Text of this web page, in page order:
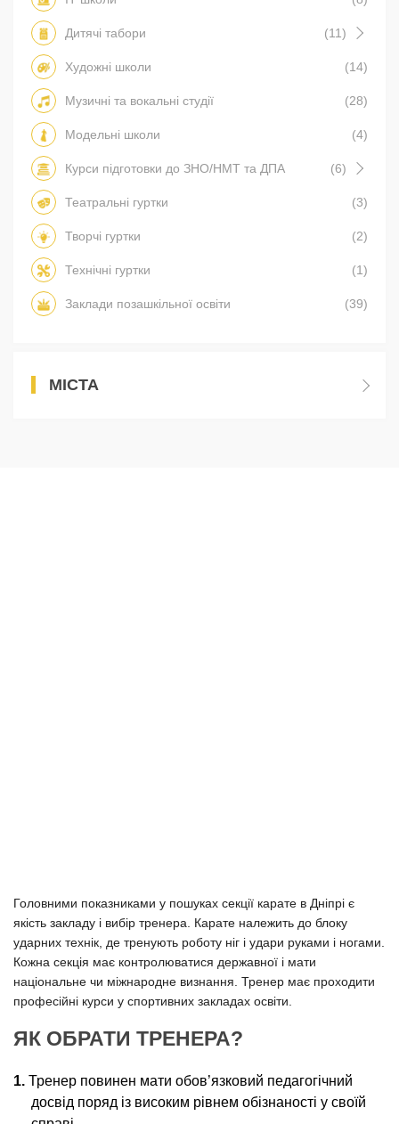
Дитячі табори (11)
Художні школи (14)
Музичні та вокальні студії (28)
Модельні школи (4)
Курси підготовки до ЗНО/НМТ та ДПА (6)
Театральні гуртки (3)
Творчі гуртки (2)
Технічні гуртки (1)
Заклади позашкільної освіти (39)
МІСТА
Головними показниками у пошуках секції карате в Дніпрі є
якість закладу і вибір тренера. Карате належить до блоку
ударних технік, де тренують роботу ніг і удари руками і ногами.
Кожна секція має контролюватися державної і мати
національне чи міжнародне визнання. Тренер має проходити
професійні курси у спортивних закладах освіти.
ЯК ОБРАТИ ТРЕНЕРА?
Тренер повинен мати обов’язковий педагогічний
досвід поряд із високим рівнем обізнаності у своїй